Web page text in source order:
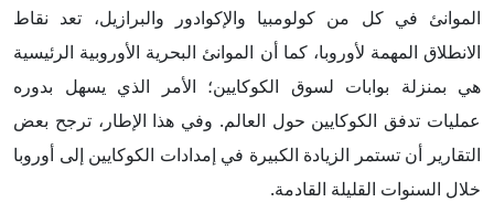
الموانئ في كل من كولومبيا والإكوادور والبرازيل، تعد نقاط
الانطلاق المهمة لأوروبا، كما أن الموانئ البحرية الأوروبية الرئيسية
هي بمنزلة بوابات لسوق الكوكايين؛ الأمر الذي يسهل بدوره
عمليات تدفق الكوكايين حول العالم. وفي هذا الإطار، ترجح بعض
التقارير أن تستمر الزيادة الكبيرة في إمدادات الكوكايين إلى أوروبا
خلال السنوات القليلة القادمة.